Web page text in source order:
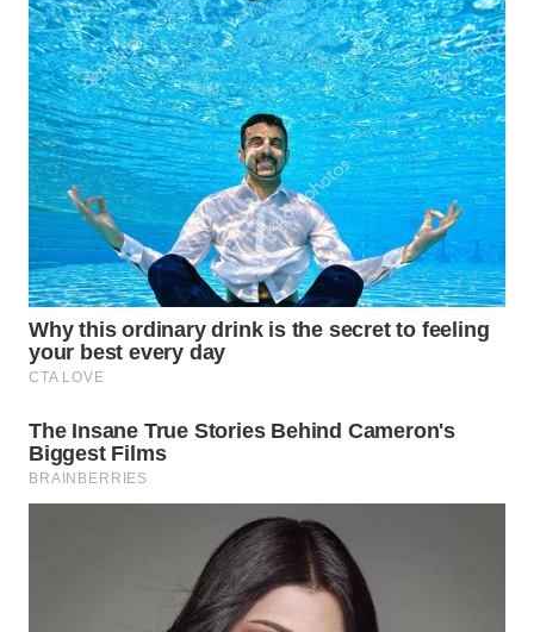
WN
PADANG
LAWAS
WN
SUMEDANG
WN
CIANJUR
WN
KEPULAUAN
SERIBU
TANGERANG
WN